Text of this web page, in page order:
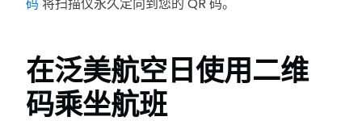
在泛美航空日使用二维
码乘坐航班